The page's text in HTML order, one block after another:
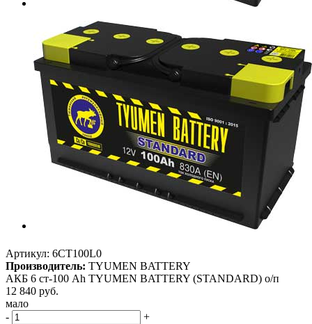
Артикул: 6CT100L0
Производитель: TYUMEN BATTERY
АКБ 6 ст-100 Ah TYUMEN BATTERY (STANDARD) о/п
12 840 руб.
мало
-
+